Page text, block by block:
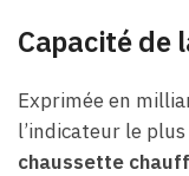
Capacité de
Exprimée en
l’indicateur le
chaussette